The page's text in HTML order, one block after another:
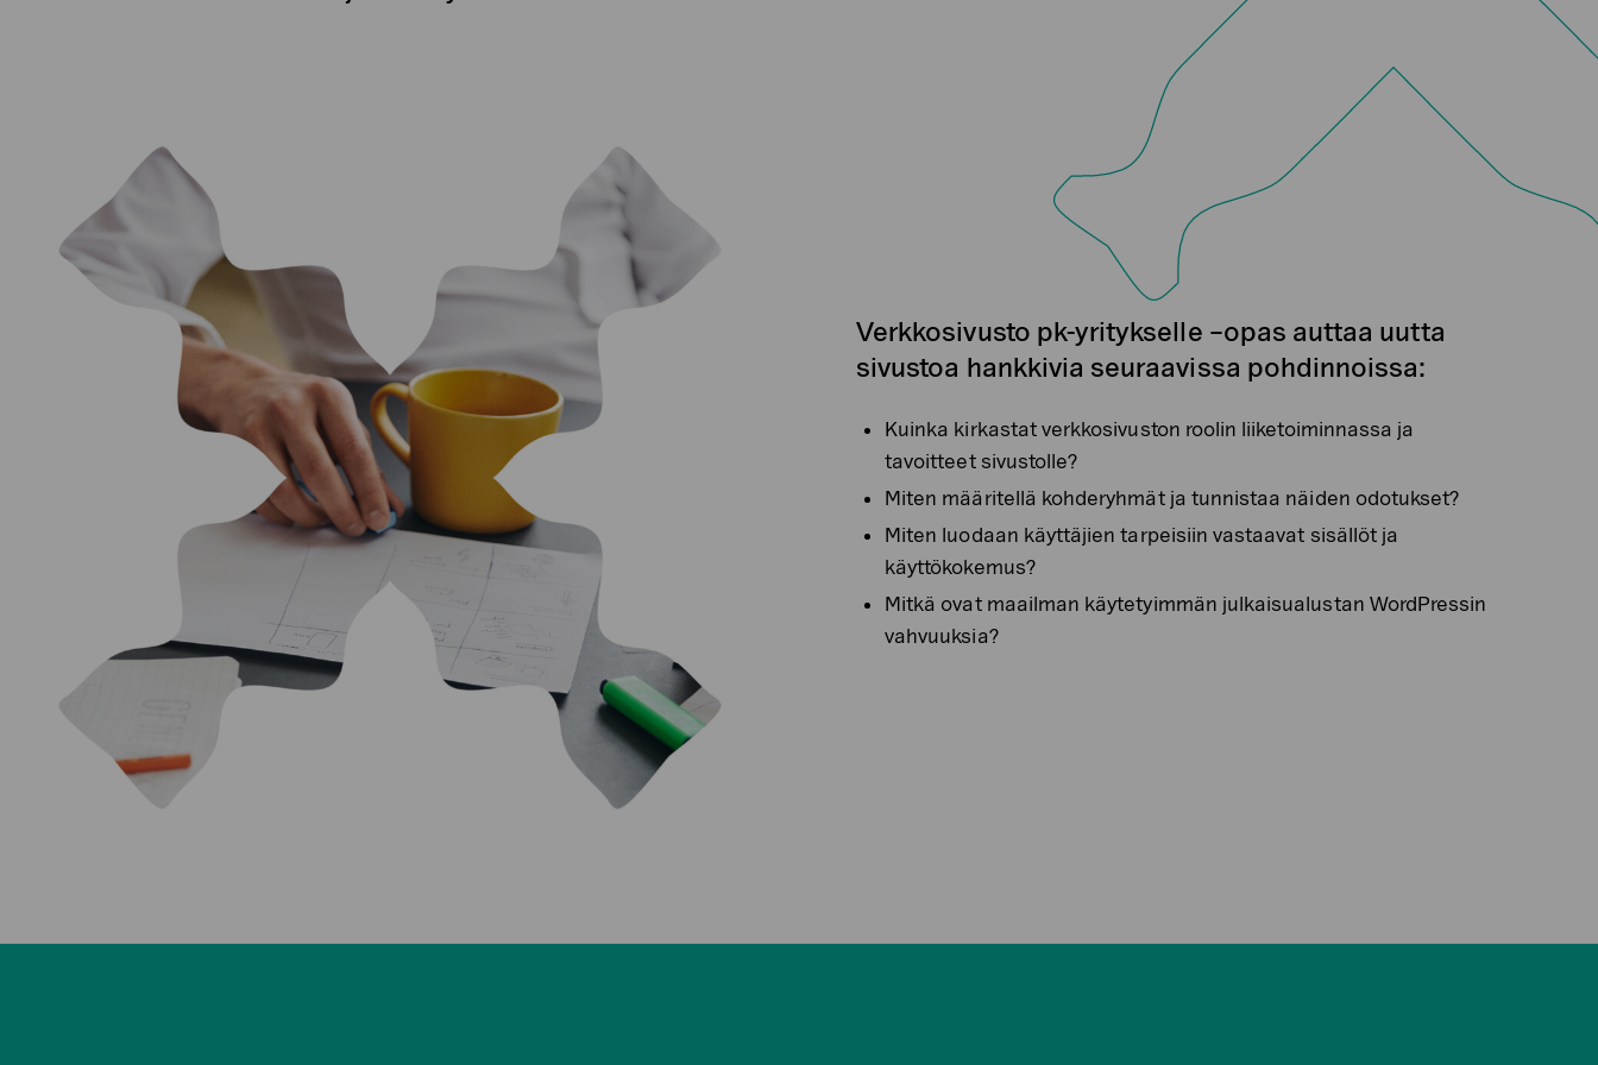
Verkkosivusto pk-yritykselle –opas auttaa uutta
sivustoa hankkivia seuraavissa pohdinnoissa:
Kuinka kirkastat verkkosivuston roolin liiketoiminnassa ja
tavoitteet sivustolle?
Miten määritellä kohderyhmät ja tunnistaa näiden odotukset?
Miten luodaan käyttäjien tarpeisiin vastaavat sisällöt ja
käyttökokemus?
Mitkä ovat maailman käytetyimmän julkaisualustan WordPressin
vahvuuksia?